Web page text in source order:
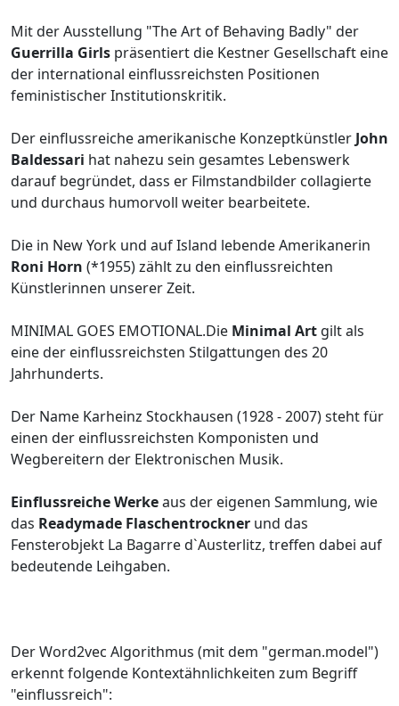
Mit der Ausstellung "The Art of Behaving Badly" der
Guerrilla Girls präsentiert die Kestner Gesellschaft eine
der international einflussreichsten Positionen
feministischer Institutionskritik.
Der einflussreiche amerikanische KonzeptkünstlerJohn
Baldessari hat nahezu sein gesamtes Lebenswerk
darauf begründet, dass er Filmstandbilder collagierte
und durchaus humorvoll weiter bearbeitete.
Die in New York und auf Island lebende Amerikanerin
Roni Horn (*1955) zählt zu den einflussreichten
Künstlerinnen unserer Zeit.
MINIMAL GOES EMOTIONAL.Die Minimal Art gilt als
eine der einflussreichsten Stilgattungen des 20
Jahrhunderts.
Der Name Karheinz Stockhausen (1928 - 2007) steht für
einen der einflussreichsten Komponisten und
Wegbereitern der Elektronischen Musik.
Einflussreiche Werkeaus der eigenen Sammlung, wie
das Readymade Flaschentrockner und das
Fensterobjekt La Bagarre d`Austerlitz, treffen dabei auf
bedeutende Leihgaben.
Der Word2vec Algorithmus (mit dem "german.model")
erkennt folgende Kontextähnlichkeiten zum Begriff
"einflussreich":